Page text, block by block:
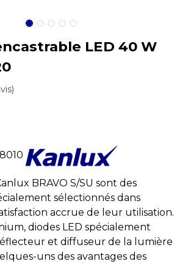
LED 40 W
BRAVO S/SU sont des
sélectionnés dans
accrue de leur utilisation.
diodes LED spécialement
et diffuseur de la lumière
uns des avantages des